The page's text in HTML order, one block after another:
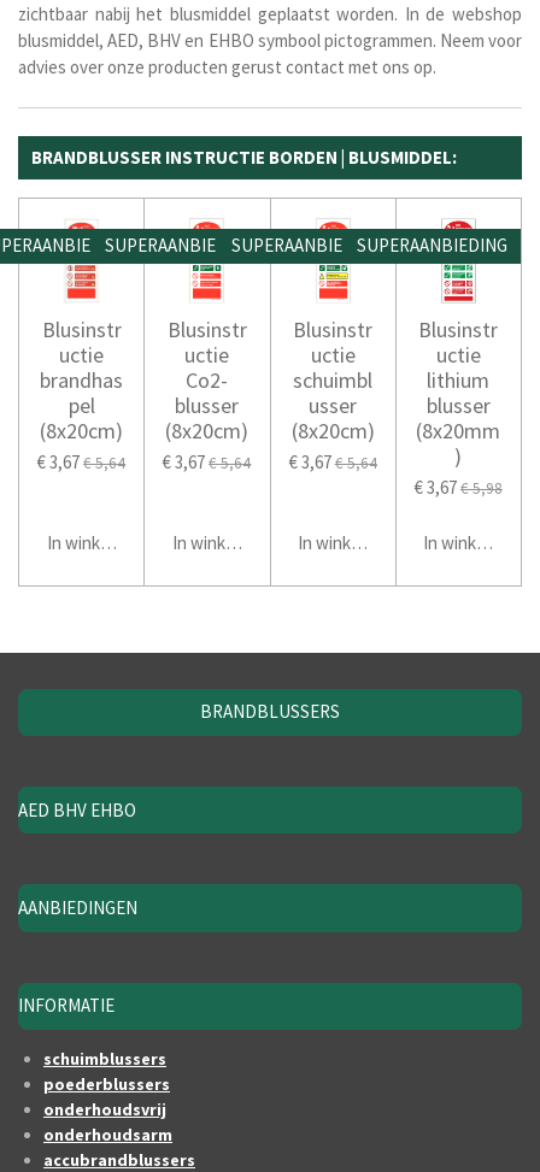
zichtbaar nabij het blusmiddel geplaatst worden. In de webshop
blusmiddel, AED, BHV en EHBO symbool pictogrammen. Neem voor
advies over onze producten gerust contact met ons op.
BRANDBLUSSER INSTRUCTIE BORDEN | BLUSMIDDEL:
Blusinstr
uctie
brandhas
pel
(8x20cm)
€ 3,67€ 5,64
In winkelwagen
SUPERAANBIEDING
Blusinstr
uctie
Co2-
blusser
(8x20cm)
€ 3,67€ 5,64
In winkelwagen
SUPERAANBIEDING
Blusinstr
uctie
schuimbl
usser
(8x20cm)
€ 3,67€ 5,64
In winkelwagen
SUPERAANBIEDING
Blusinstr
uctie
lithium
blusser
(8x20mm
)
€ 3,67€ 5,98
In winkelwagen
BRANDBLUSSERS
AED BHV EHBO
AANBIEDINGEN
INFORMATIE
schuimblussers
poederblussers
onderhoudsvrij
onderhoudsarm
accubrandblussers